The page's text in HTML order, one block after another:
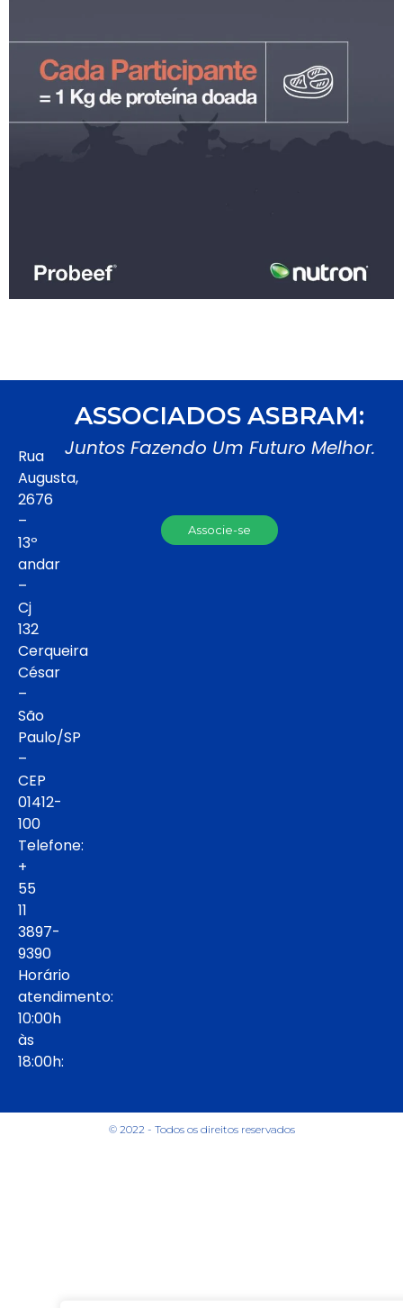
Rua
Augusta,
2676
–
13º
andar
–
Cj
132
Cerqueira
César
–
São
Paulo/SP
–
CEP
01412-
100
Telefone:
+
55
11
3897-
9390
Horário
atendimento:
10:00h
às
18:00h:
ASSOCIADOS ASBRAM:
Juntos Fazendo Um Futuro Melhor.
Associe-se
© 2022 - Todos os direitos reservados